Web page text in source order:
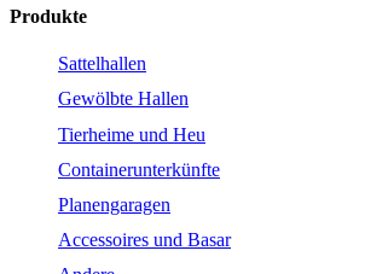
Produkte
Sattelhallen
Gewölbte Hallen
Tierheime und Heu
Containerunterkünfte
Planengaragen
Accessoires und Basar